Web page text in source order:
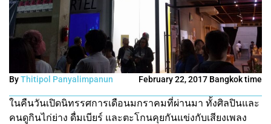
ByThitipol Panyalimpanun February 22, 2017 Bangkok time
ในคืนวันเปิดนิทรรศการเดือนมกราคมที่ผ่านมา ทั้งศิลปินและ
คนดูกินไก่ย่าง ดื่มเบียร์ และตะโกนคุยกันแข่งกับเสียงเพลง